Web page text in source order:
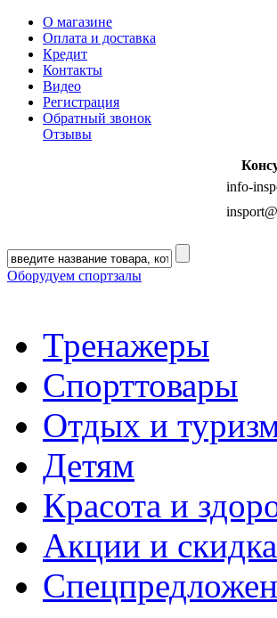
О магазине
Оплата и доставка
Кредит
Контакты
Видео
Регистрация
Обратный звонок
Отзывы
info-
Оборудуем спортзалы
Тренажеры
Спорттовары
Отдых и
Детям
Красота и
Акции и скидка